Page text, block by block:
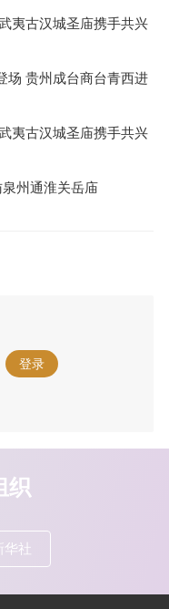
夷古汉城圣庙携手共兴
场 贵州成台商台青西进
夷古汉城圣庙携手共兴
州通淮关岳庙
登录 。
织
华社